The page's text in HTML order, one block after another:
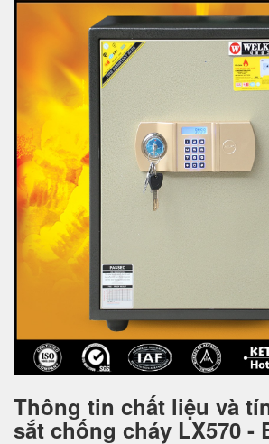
Thông tin chất liệu và
sắt chống cháy LX570 -